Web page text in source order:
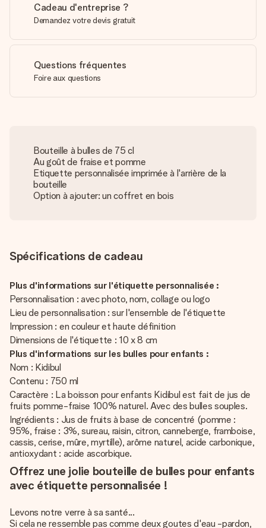
Cadeau d'entreprise ?
Demandez votre devis gratuit
Questions fréquentes
Foire aux questions
Bouteille à bulles de 75 cl
Au goût de fraise et pomme
Etiquette personnalisée imprimée à l'arrière de la
bouteille
Option à ajouter: un coffret en bois
Spécifications de cadeau
Plus d'informations sur l'étiquette personnalisée :
Personnalisation : avec photo, nom, collage ou logo
Lieu de personnalisation : sur l'ensemble de l'étiquette
Impression : en couleur et haute définition
Dimensions de l'étiquette : 10 x 8 cm
Plus d'informations sur les bulles pour enfants :
Nom : Kidibul
Contenu : 750 ml
Caractère : La boisson pour enfants Kidibul est fait de jus de
fruits pomme-fraise 100% naturel. Avec des bulles souples.
Ingrédients : Jus de fruits à base de concentré (pomme :
95%, fraise : 3%, sureau, raisin, citron, canneberge, framboise,
cassis, cerise, mûre, myrtille), arôme naturel, acide carbonique,
antioxydant : acide ascorbique.
Offrez une jolie bouteille de bulles pour enfants
avec étiquette personnalisée !
Levons notre verre à sa santé...
Si cela ne ressemble pas comme deux goutes d'eau -pardon,